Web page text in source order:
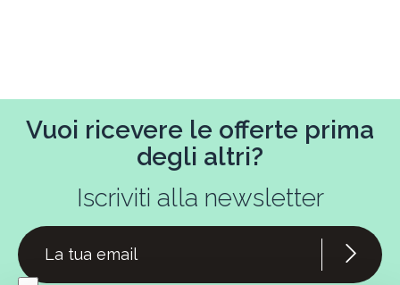
Vuoi ricevere le offerte prima
degli altri?
Iscriviti alla newsletter